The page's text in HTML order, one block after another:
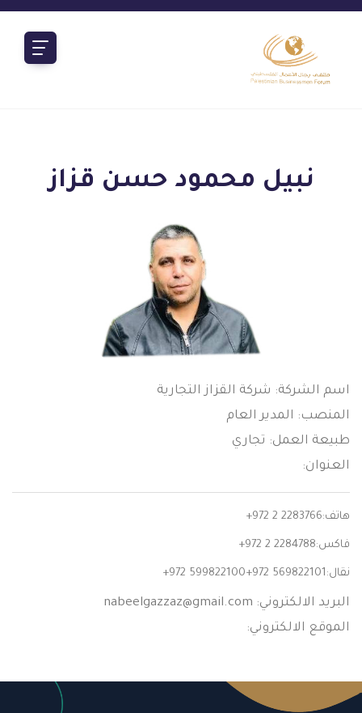
نبيل محمود حسن قزاز
اسم الشركة: شركة القزاز التجارية
المنصب: المدير العام
طبيعة العمل: تجاري
العنوان:
هاتف:+972 2 2283766
فاكس:+972 2 2284788
نقال: +972 599822100+972 569822101
البريد الالكتروني: nabeelgazzaz@gmail.com
الموقع الالكتروني: